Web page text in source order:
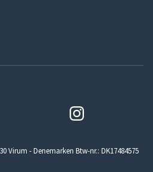
Virum - Denemarken Btw-nr.: DK17484575